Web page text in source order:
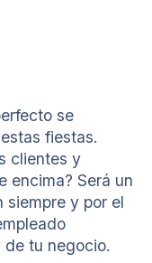
se
fiestas.
clientes y
encima? Será un
siempre y por el
tu negocio.